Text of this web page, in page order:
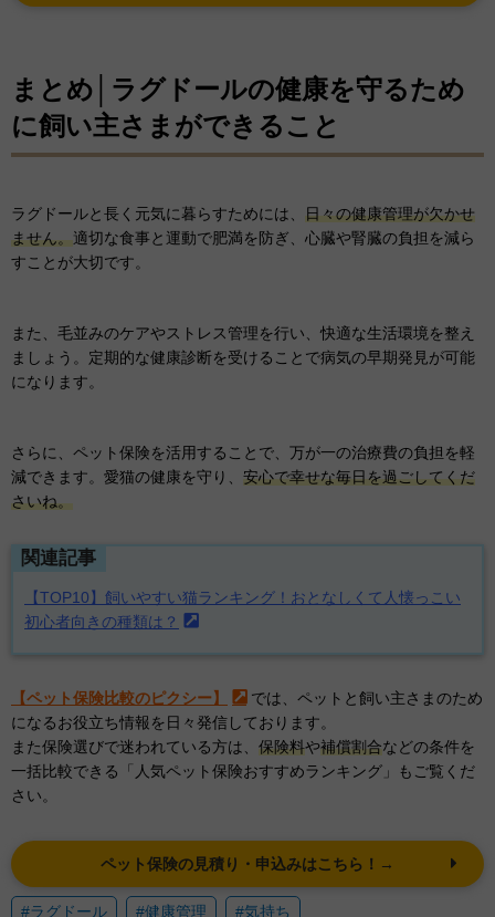
まとめ│ラグドールの健康を守るため
に飼い主さまができること
ラグドールと長く元気に暮らすためには、 日々の健康管理が欠かせ
ません。適切な食事と運動で肥満を防ぎ、心臓や腎臓の負担を減ら
すことが大切です。
また、毛並みのケアやストレス管理を行い、快適な生活環境を整え
ましょう。定期的な健康診断を受けることで病気の早期発見が可能
になります。
さらに、ペット保険を活用することで、万が一の治療費の負担を軽
減できます。愛猫の健康を守り、 安心で幸せな毎日を過ごしてくだ
さいね。
関連記事
【TOP10】飼いやすい猫ランキング！おとなしくて人懐っこい
初心者向きの種類は？
【ペット保険比較のピクシー】
では、ペットと飼い主さまのため
になるお役立ち情報を日々発信しております。
また保険選びで迷われている方は、 保険料や補償割合などの条件を
一括比較できる「人気ペット保険おすすめランキング」もご覧くだ
さい。
ペット保険の見積り・申込みはこちら！→
#ラグドール #健康管理 #気持ち